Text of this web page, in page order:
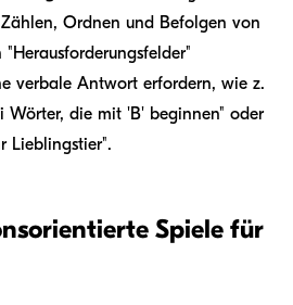
Ordnen und Befolgen von
"Herausforderungsfelder"
verbale Antwort erfordern, wie z.
Wörter, die mit 'B' beginnen" oder
Lieblingstier".
Spiele für